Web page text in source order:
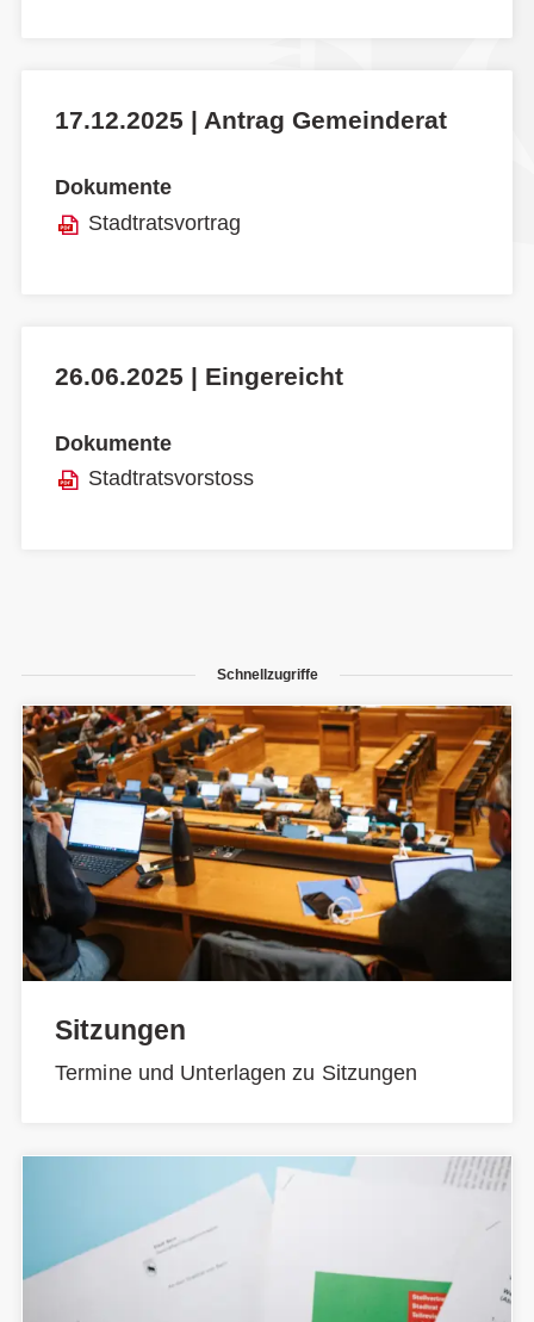
17.12.2025 | Antrag Gemeinderat
Dokumente
Stadtratsvortrag
26.06.2025 | Eingereicht
Dokumente
Stadtratsvorstoss
Schnellzugriffe
Sitzungen
Termine und Unterlagen zu Sitzungen